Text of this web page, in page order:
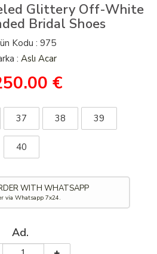
Glittery Off-White
Bridal Shoes
Kodu : 975
: Aslı Acar
€
37 38 39
40
WITH WHATSAPP
via Whatsapp 7x24.
Ad.